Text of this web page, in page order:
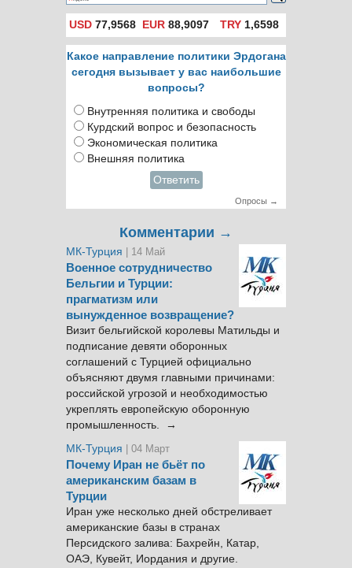
USD 77,9568 EUR 88,9097 TRY1,6598
Какое направление политики Эрдогана
сегодня вызывает у вас наибольшие
вопросы?
Внутренняя политика и свободы
Курдский вопрос и безопасность
Экономическая политика
Внешняя политика
Ответить
Опросы →
Комментарии →
МК-Турция | 14 Май
Военное сотрудничество
Бельгии и Турции:
прагматизм или
вынужденное возвращение?
Визит бельгийской королевы Матильды и
подписание девяти оборонных
соглашений с Турцией официально
объясняют двумя главными причинами:
российской угрозой и необходимостью
укреплять европейскую оборонную
промышленность. →
МК-Турция
| 04 Март
Почему Иран не бьёт по
американским базам в
Турции
Иран уже несколько дней обстреливает
американские базы в странах
Персидского залива: Бахрейн, Катар,
ОАЭ, Кувейт, Иордания и другие.